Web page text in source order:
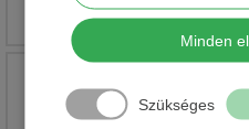
Minden
Szükséges